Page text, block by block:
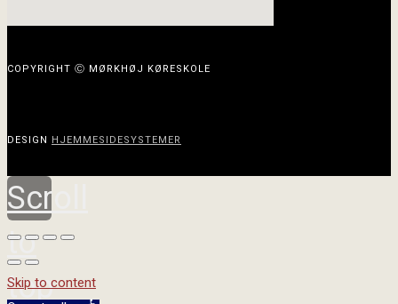
COPYRIGHT Ⓒ MØRKHØJ KØRESKOLE
DESIGN HJEMMESIDESYSTEMER
Scroll
to
top
Skip to content